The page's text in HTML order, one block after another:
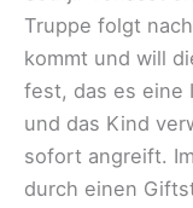
Truppe folgt
kommt und will
fest, das es eine
und das Kind
sofort angreift.
durch einen